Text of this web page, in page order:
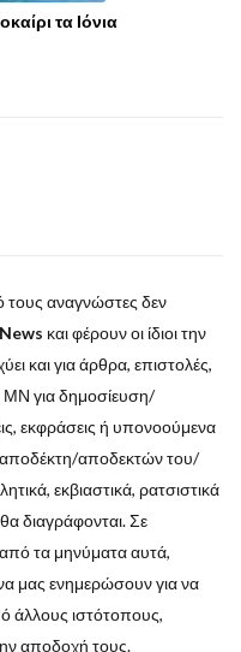
τα Ιόνια
τους αναγνώστες δεν
και φέρουν οι ίδιοι την
και για άρθρα, επιστολές,
ΜΝ για δημοσίευση/
εκφράσεις ή υπονοούμενα
αποδεκτών του/
εκβιαστικά, ρατσιστικά
διαγράφονται. Σε
τα μηνύματα αυτά,
μας ενημερώσουν για να
άλλους ιστότοπους,
αποδοχή τους.